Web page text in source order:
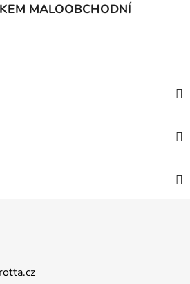
MALOOBCHODNÍ